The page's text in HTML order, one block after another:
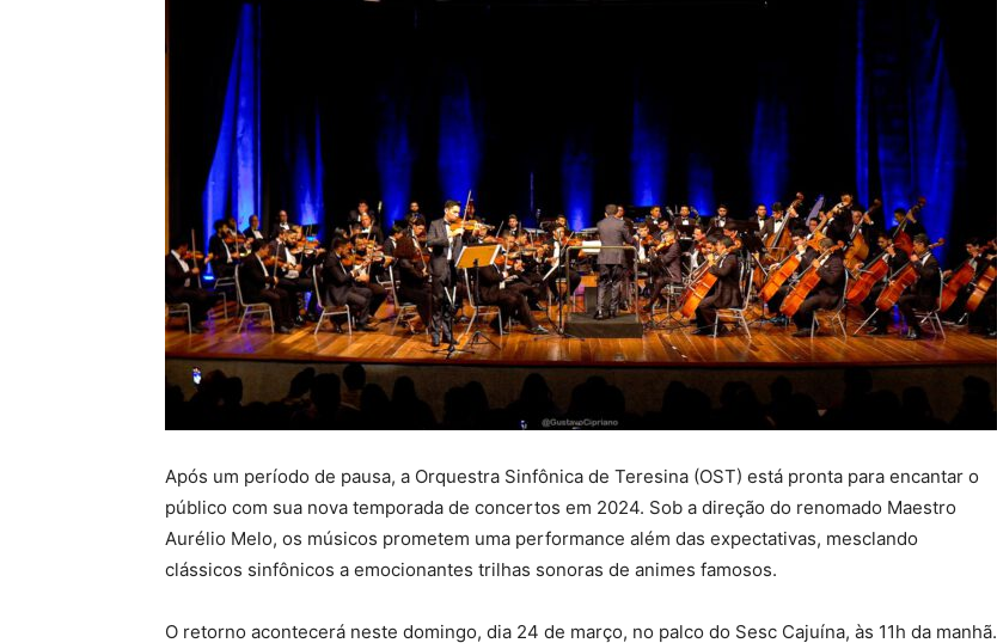
Após um período de pausa, a Orquestra Sinfônica de Teresina (OST) está pronta para encantar o
público com sua nova temporada de concertos em 2024. Sob a direção do renomado Maestro
Aurélio Melo, os músicos prometem uma performance além das expectativas, mesclando
clássicos sinfônicos a emocionantes trilhas sonoras de animes famosos.
O retorno acontecerá neste domingo, dia 24 de março, no palco do Sesc Cajuína, às 11h da manhã.